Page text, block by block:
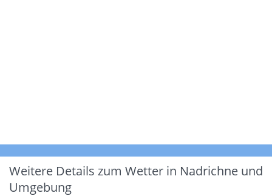
Weitere Details zum Wetter in Nadrichne und
Umgebung